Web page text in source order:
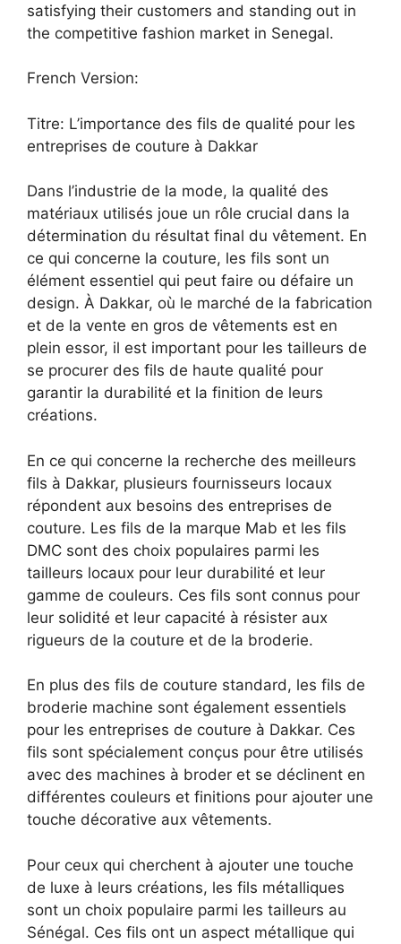
satisfying their customers and standing out in
the competitive fashion market in Senegal.
French Version:
Titre: L’importance des fils de qualité pour les
entreprises de couture à Dakkar
Dans l’industrie de la mode, la qualité des
matériaux utilisés joue un rôle crucial dans la
détermination du résultat final du vêtement. En
ce qui concerne la couture, les fils sont un
élément essentiel qui peut faire ou défaire un
design. À Dakkar, où le marché de la fabrication
et de la vente en gros de vêtements est en
plein essor, il est important pour les tailleurs de
se procurer des fils de haute qualité pour
garantir la durabilité et la finition de leurs
créations.
En ce qui concerne la recherche des meilleurs
fils à Dakkar, plusieurs fournisseurs locaux
répondent aux besoins des entreprises de
couture. Les fils de la marque Mab et les fils
DMC sont des choix populaires parmi les
tailleurs locaux pour leur durabilité et leur
gamme de couleurs. Ces fils sont connus pour
leur solidité et leur capacité à résister aux
rigueurs de la couture et de la broderie.
En plus des fils de couture standard, les fils de
broderie machine sont également essentiels
pour les entreprises de couture à Dakkar. Ces
fils sont spécialement conçus pour être utilisés
avec des machines à broder et se déclinent en
différentes couleurs et finitions pour ajouter une
touche décorative aux vêtements.
Pour ceux qui cherchent à ajouter une touche
de luxe à leurs créations, les fils métalliques
sont un choix populaire parmi les tailleurs au
Sénégal. Ces fils ont un aspect métallique qui